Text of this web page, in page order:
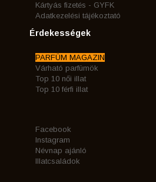
Kártyás fizetés - GYFK
Adatkezelési tájékoztató
Érdekességek
PARFÜM MAGAZIN
Várható parfümök
Top 10 női illat
Top 10 férfi illat
Facebook
Instagram
Névnap ajánló
Illatcsaládok